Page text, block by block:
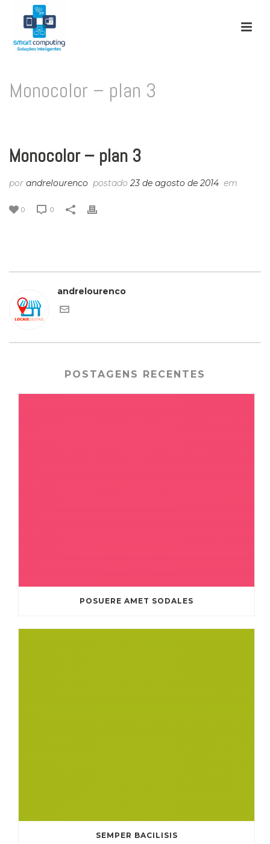
Monocolor – plan 3
Monocolor – plan 3
por andrelourenco postado 23 de agosto de 2014 em
0 0
andrelourenco
POSTAGENS RECENTES
POSUERE AMET SODALES
SEMPER BACILISIS